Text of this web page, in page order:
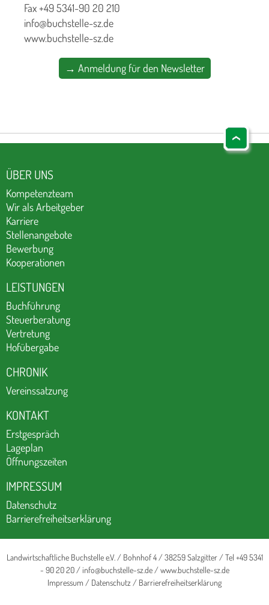
Fax +49 5341-90 20 210
info@buchstelle-sz.de
www.buchstelle-sz.de
→ Anmeldung für den Newsletter
ÜBER UNS
Kompetenzteam
Wir als Arbeitgeber
Karriere
Stellenangebote
Bewerbung
Kooperationen
LEISTUNGEN
Buchführung
Steuerberatung
Vertretung
Hofübergabe
CHRONIK
Vereinssatzung
KONTAKT
Erstgespräch
Lageplan
Öffnungszeiten
IMPRESSUM
Datenschutz
Barrierefreiheitserklärung
Landwirtschaftliche Buchstelle e.V. / Bohnhof 4 / 38259 Salzgitter / Tel +49 5341
- 90 20 20 / info@buchstelle-sz.de/www.buchstelle-sz.de
Impressum / Datenschutz / Barrierefreiheitserklärung